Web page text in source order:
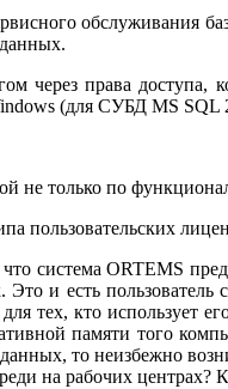
обслуживания
через права
(для СУБД MS SQL
не только по
пользовательских
система ORTEMS
и есть
тех, кто использует
памяти того
то неизбежно
на рабочих